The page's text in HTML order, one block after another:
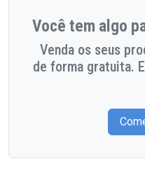
Você tem algo
Venda os seus
de forma gratuita.